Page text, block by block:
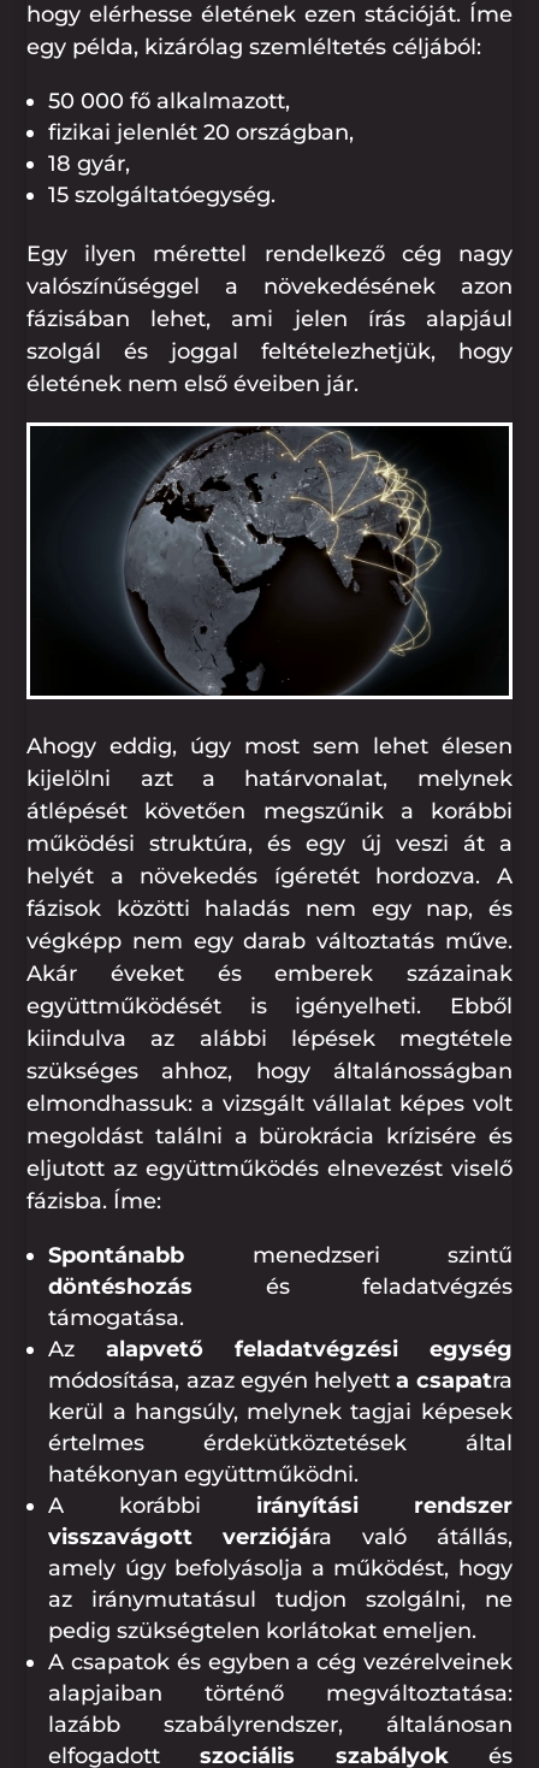
hogy elérhesse életének ezen stációját. Íme
egy példa, kizárólag szemléltetés céljából:
50 000 fő alkalmazott,
fizikai jelenlét 20 országban,
18 gyár,
15 szolgáltatóegység.
Egy ilyen mérettel rendelkező cég nagy
valószínűséggel a növekedésének azon
fázisában lehet, ami jelen írás alapjául
szolgál és joggal feltételezhetjük, hogy
életének nem első éveiben jár.
Ahogy eddig, úgy most sem lehet élesen
kijelölni azt a határvonalat, melynek
átlépését követően megszűnik a korábbi
működési struktúra, és egy új veszi át a
helyét a növekedés ígéretét hordozva. A
fázisok közötti haladás nem egy nap, és
végképp nem egy darab változtatás műve.
Akár éveket és emberek százainak
együttműködését is igényelheti. Ebből
kiindulva az alábbi lépések megtétele
szükséges ahhoz, hogy általánosságban
elmondhassuk: a vizsgált vállalat képes volt
megoldást találni a bürokrácia krízisére és
eljutott az együttműködés elnevezést viselő
fázisba. Íme:
Spontánabb menedzseri szintű
döntéshozás és feladatvégzés
támogatása.
Azalapvető feladatvégzési egység
módosítása, azaz egyén helyetta csapatra
kerül a hangsúly, melynek tagjai képesek
értelmes érdekütköztetések által
hatékonyan együttműködni.
A korábbi irányítási rendszer
visszavágott verziójára való átállás,
amely úgy befolyásolja a működést, hogy
az iránymutatásul tudjon szolgálni, ne
pedig szükségtelen korlátokat emeljen.
A csapatok és egyben a cég vezérelveinek
alapjaiban történő megváltoztatása:
lazább szabályrendszer, általánosan
elfogadottszociális szabályokés